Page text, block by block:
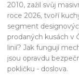
2010, zažil svůj
roce 2026, tvoří
segment
prodaných kusách v
linií? Jak fungují
jsou opravdu
pokličku - doslova.